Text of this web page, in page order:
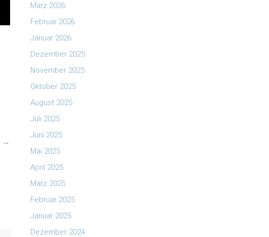
→
März 2026
Februar 2026
Januar 2026
Dezember 2025
November 2025
Oktober 2025
August 2025
Juli 2025
Juni 2025
Mai 2025
April 2025
März 2025
Februar 2025
Januar 2025
Dezember 2024